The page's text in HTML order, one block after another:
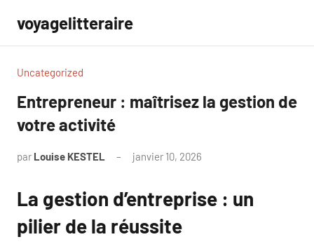
contenu
voyagelitteraire
Uncategorized
Entrepreneur : maîtrisez la gestion de
votre activité
par Louise KESTEL janvier 10, 2026
La gestion d’entreprise : un
pilier de la réussite